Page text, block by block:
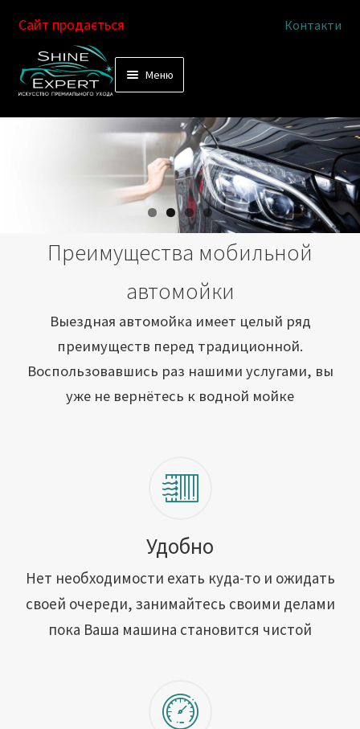
Перейти
к
Перейти
к
Сайт продається Контакти
Меню
Выездная автомойка
Химчистка салона
Подетальная химчистка
Как это работает
Сотрудничество
Вакансии
Адреса обслуживания
Контакты
Преимущества мобильной
автомойки
Выездная автомойка имеет целый ряд
преимуществ перед традиционной.
Воспользовавшись раз нашими услугами, вы
уже не вернётесь к водной мойке
Удобно
Нет необходимости ехать куда-то и ожидать
своей очереди, занимайтесь своими делами
пока Ваша машина становится чистой